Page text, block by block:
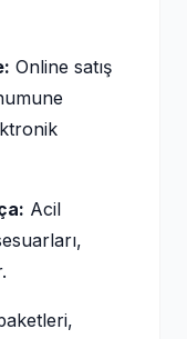
Online satış
Acil